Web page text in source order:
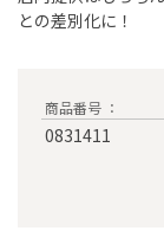
との差別化に！
商品番号 ：
0831411